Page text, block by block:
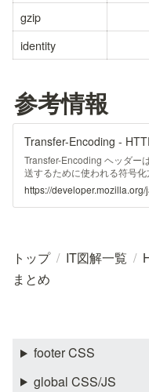
gzip
identity
参考情報
Transfer-Encoding -
Transfer-Encoding ヘッダー
送するために使われる符号化
トップ / IT図解一覧 /
まとめ
footer CSS
global CSS/JS